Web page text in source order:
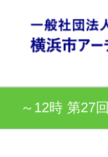
content
～12時 第27